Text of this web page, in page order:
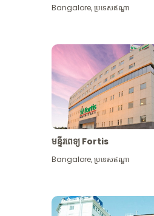
មើល​ច្រើន​ទៀត
Bangalore,ប្រទេសឥណ្ឌា
មន្ទីរពេទ្យ Fortis
Bangalore,ប្រទេសឥណ្ឌា